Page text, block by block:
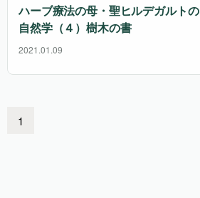
ハーブ療法の母・聖ヒルデガルトの
自然学（４）樹木の書
2021.01.09
1